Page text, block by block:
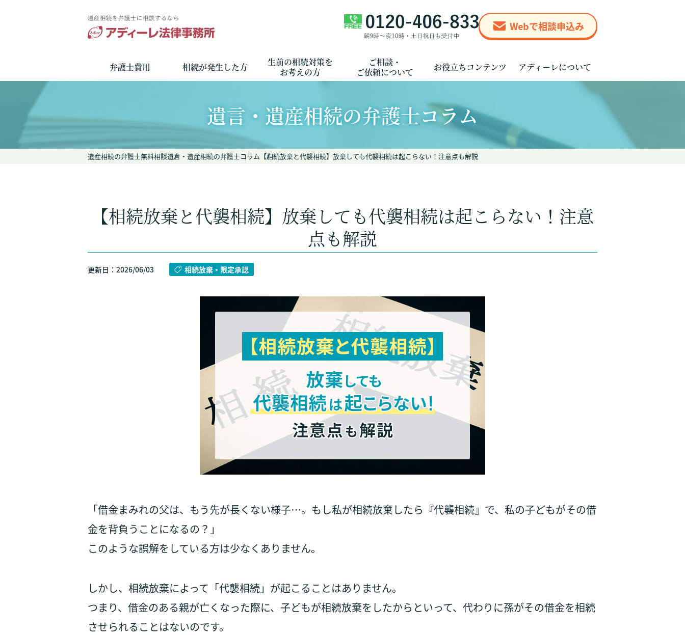
Webで相談申込み
弁護士費用 相続が発生した方
生前の相続対策を
お考えの方
ご相談・
ご依頼について
お役立ちコンテンツ アディーレについて
遺言・遺産相続の弁護士コラム
遺産相続の弁護士無料相談遺言・遺産相続の弁護士コラム 【相続放棄と代襲相続】放棄しても代襲相続は起こらない！注意点も解説
【相続放棄と代襲相続】放棄しても代襲相続は起こらない！注意
点も解説
更新日：2026/06/03 相続放棄・限定承認
「借金まみれの父は、もう先が長くない様子…。もし私が相続放棄したら『代襲相続』で、私の子どもがその借
金を背負うことになるの？」
このような誤解をしている方は少なくありません。
しかし、相続放棄によって「代襲相続」が起こることはありません。
つまり、借金のある親が亡くなった際に、子どもが相続放棄をしたからといって、代わりに孫がその借金を相続
させられることはないのです。